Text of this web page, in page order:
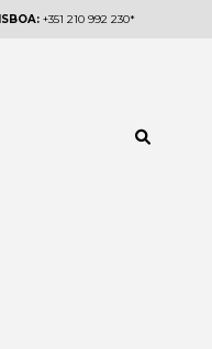
+351 210 992 230*